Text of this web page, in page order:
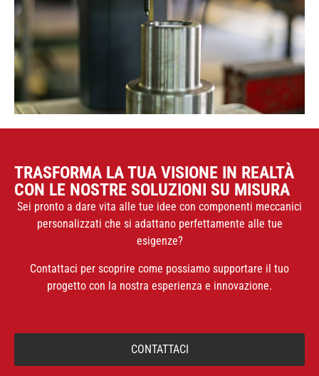
TRASFORMA LA TUA VISIONE IN REALTÀ
CON LE NOSTRE SOLUZIONI SU MISURA
Sei pronto a dare vita alle tue idee con componenti meccanici
personalizzati che si adattano perfettamente alle tue
esigenze?
Contattaci per scoprire come possiamo supportare il tuo
progetto con la nostra esperienza e innovazione.
CONTATTACI